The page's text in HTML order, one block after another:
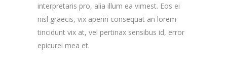
interpretaris pro, alia illum ea vimest. Eos ei
nisl graecis, vix aperiri consequat an lorem
tincidunt vix at, vel pertinax sensibus id, error
epicurei mea et.